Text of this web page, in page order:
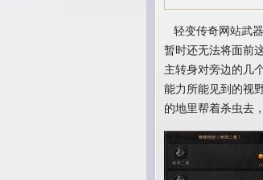
轻变传奇网站武
暂时还无法将面前
主转身对旁边的几
能力所能见到的视
的地里帮着杀虫去